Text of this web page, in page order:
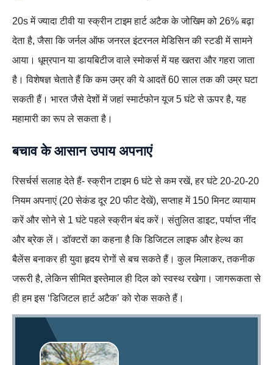
20s में ज्यादा टीवी या स्क्रीन टाइम हार्ट अटैक के जोखिम को 26% बढ़ा
देता है, जैसा कि जर्नल ऑफ जनरल इंटरनल मेडिसिन की स्टडी में सामने
आया। धूम्रपान या डायबिटीज वाले स्मोकर्स में यह खतरा और गहरा जाता
है। विशेषज्ञ चेताते हैं कि कम उम्र की ये आदतें 60 साल तक की उम्र घटा
सकती हैं। भारत जैसे देशों में जहां स्मार्टफोन यूज 5 घंटे से ऊपर है, यह
महामारी का रूप ले सकता है।
बचाव के आसान उपाय अपनाएं
रिसर्चर्स सलाह देते हैं- स्क्रीन टाइम 6 घंटे से कम रखें, हर घंटे 20-20-20
नियम अपनाएं (20 सेकंड दूर 20 फीट देखें), सप्ताह में 150 मिनट व्यायाम
करें और सोने से 1 घंटे पहले स्क्रीन बंद करें। संतुलित डाइट, पर्याप्त नींद
और ब्रेक लें। डॉक्टरों का कहना है कि डिजिटल लाइफ और हेल्थ का
बैलेंस बनाकर ही युवा हृदय रोगों से बच सकते हैं।कुल मिलाकर, तकनीक
जरूरी है, लेकिन सीमित इस्तेमाल ही दिल को स्वस्थ रखेगा। जागरूकता से
ही हम इस ‘डिजिटल हार्ट अटैक’ को रोक सकते हैं।